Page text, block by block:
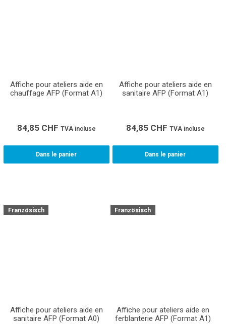
Affiche pour ateliers aide en
chauffage AFP (Format A1)
84,85 CHF TVA incluse
Dans le panier
Affiche pour ateliers aide en
sanitaire AFP (Format A1)
84,85 CHF TVA incluse
Dans le panier
Französisch
Affiche pour ateliers aide en
sanitaire AFP (Format A0)
Französisch
Affiche pour ateliers aide en
ferblanterie AFP (Format A1)